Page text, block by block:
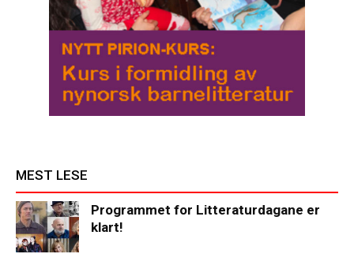
MEST LESE
Programmet for Litteraturdagane er
klart!